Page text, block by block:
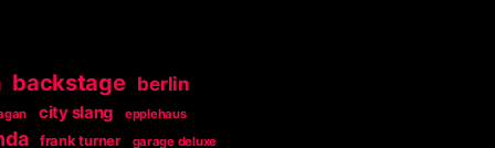
backstage berlin
city slang epplehaus
frank turner garage deluxe